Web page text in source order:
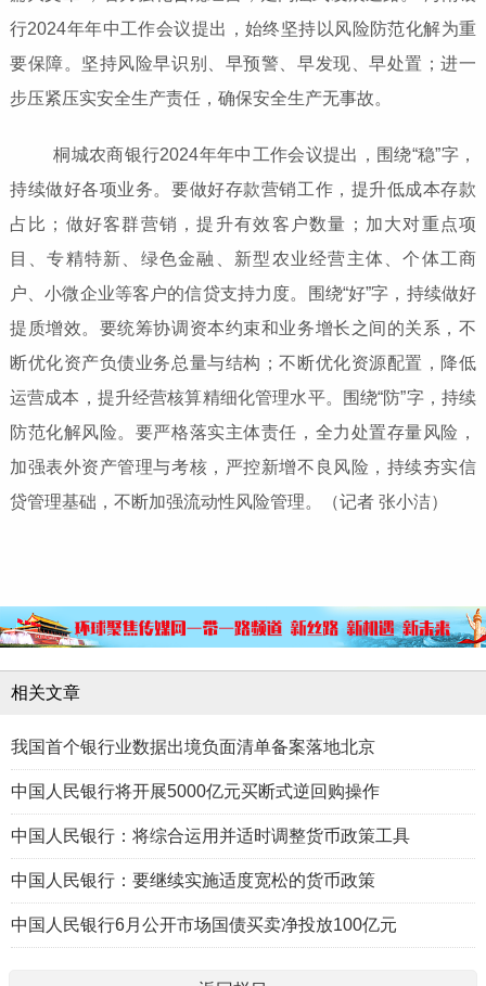
行2024年年中工作会议提出，始终坚持以风险防范化解为重
要保障。坚持风险早识别、早预警、早发现、早处置；进一
步压紧压实安全生产责任，确保安全生产无事故。
桐城农商银行2024年年中工作会议提出，围绕“稳”字，
持续做好各项业务。要做好存款营销工作，提升低成本存款
占比；做好客群营销，提升有效客户数量；加大对重点项
目、专精特新、绿色金融、新型农业经营主体、个体工商
户、小微企业等客户的信贷支持力度。围绕“好”字，持续做好
提质增效。要统筹协调资本约束和业务增长之间的关系，不
断优化资产负债业务总量与结构；不断优化资源配置，降低
运营成本，提升经营核算精细化管理水平。围绕“防”字，持续
防范化解风险。要严格落实主体责任，全力处置存量风险，
加强表外资产管理与考核，严控新增不良风险，持续夯实信
贷管理基础，不断加强流动性风险管理。（记者 张小洁）
相关文章
我国首个银行业数据出境负面清单备案落地北京
中国人民银行将开展5000亿元买断式逆回购操作
中国人民银行：将综合运用并适时调整货币政策工具
中国人民银行：要继续实施适度宽松的货币政策
中国人民银行6月公开市场国债买卖净投放100亿元